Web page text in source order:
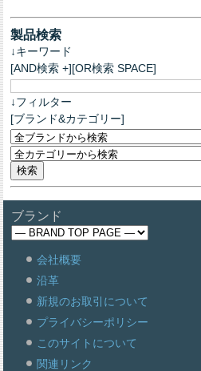
製品検索
↓キーワード
[AND検索 +][OR検索 SPACE]
↓フィルター
[ブランド&カテゴリー]
ブランド
会社概要
沿革
新規のお取引について
プライバシーポリシー
このサイトについて
関連リンク